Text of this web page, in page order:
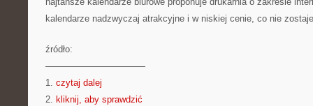
kalendarze nadzwyczaj atrakcyjne i w niskiej cenie, co nie
źródło:
———————————
1. czytaj dalej
2. kliknij, aby sprawdzić